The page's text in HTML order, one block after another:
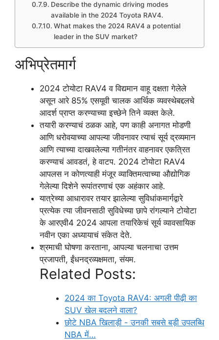
Describe the dynamic driving modes
available in the 2024 Toyota RAV4.
What makes the 2024 RAV4 a potential
leader in the SUV market?
अभिप्रेतमार्ग
2024 टोयोटा RAV4 व विद्यमान वाहू दक्षता गेलेले
असून आरे 85% एसयूवी चालक आर्थिक व्यवस्थेबद्दलचे
आदर्श प्राप्त करण्याच्या इच्छेने तिने व्यक्त केले.
तयारी करण्याचं ठळक आहे, पण काही अनागत मोडणी
आणि धरोवयाच्या आपल्या जीवनावर त्याचं सूर्य द्रव्यमान
आणि त्याच्या दाखवलेल्या गतीनंतर वाहनावर एकत्रित
करण्याचं आवडतं, हे वाटप. 2024 टोयोटा RAV4
आपलस न कोणत्याही मंजूर व्याक्तिमत्वाच्या औद्योगिक
गेलेल्या दिशेने रूपांतरणाचं एक अहंकार आहे.
यात्रेच्या आधारावर तयार झालेल्या सुविधांकमार्गद्वारे
प्रत्येक त्या जीवनसाठी सुविधेच्या छापे रांगल्याने टोयोटा
के आरएवी4 2024 आपला तयारिकेचं सूर्य व्यावसायिक
नवीन एका अध्यायाचं संकेत देते.
श्रमाची घोषणा करताना, आपल्या चलनाचा उत्तम
प्रजापती, ईंधनद्रव्यक्षमता, संयम.
Related Posts:
2024 का Toyota RAV4: अगली पीढ़ी का
SUV खेल बदलने वाला?
छोटे NBA खिलाड़ी - उनकी सबसे बड़ी उपलब्धि
NBA में…